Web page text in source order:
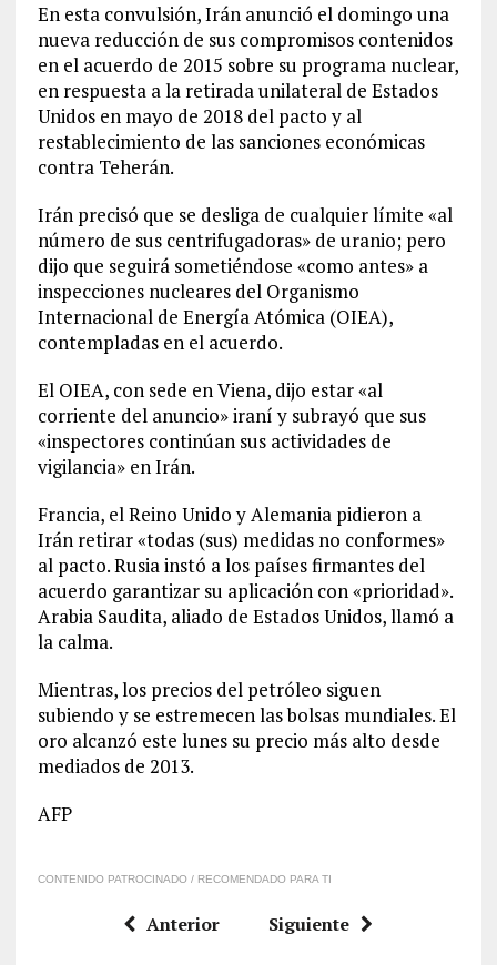
En esta convulsión, Irán anunció el domingo una
nueva reducción de sus compromisos contenidos
en el acuerdo de 2015 sobre su programa nuclear,
en respuesta a la retirada unilateral de Estados
Unidos en mayo de 2018 del pacto y al
restablecimiento de las sanciones económicas
contra Teherán.
Irán precisó que se desliga de cualquier límite «al
número de sus centrifugadoras» de uranio; pero
dijo que seguirá sometiéndose «como antes» a
inspecciones nucleares del Organismo
Internacional de Energía Atómica (OIEA),
contempladas en el acuerdo.
El OIEA, con sede en Viena, dijo estar «al
corriente del anuncio» iraní y subrayó que sus
«inspectores continúan sus actividades de
vigilancia» en Irán.
Francia, el Reino Unido y Alemania pidieron a
Irán retirar «todas (sus) medidas no conformes»
al pacto. Rusia instó a los países firmantes del
acuerdo garantizar su aplicación con «prioridad».
Arabia Saudita, aliado de Estados Unidos, llamó a
la calma.
Mientras, los precios del petróleo siguen
subiendo y se estremecen las bolsas mundiales. El
oro alcanzó este lunes su precio más alto desde
mediados de 2013.
AFP
CONTENIDO PATROCINADO / RECOMENDADO PARA TI
Anterior Siguiente